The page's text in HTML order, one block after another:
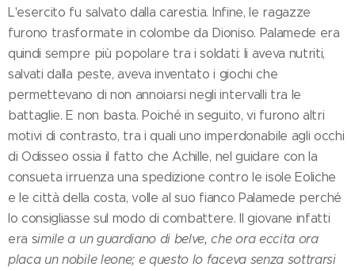
L'esercito fu salvato dalla carestia. Infine, le ragazze
furono trasformate in colombe da Dioniso. Palamede era
quindi sempre più popolare tra i soldati: li aveva nutriti,
salvati dalla peste, aveva inventato i giochi che
permettevano di non annoiarsi negli intervalli tra le
battaglie. E non basta. Poiché in seguito, vi furono altri
motivi di contrasto, tra i quali uno imperdonabile agli occhi
di Odisseo ossia il fatto che Achille, nel guidare con la
consueta irruenza una spedizione contro le isole Eoliche
e le città della costa, volle al suo fianco Palamede perché
lo consigliasse sul modo di combattere. Il giovane infatti
era simile a un guardiano di belve, che ora eccita ora
placa un nobile leone; e questo lo faceva senza sottrarsi